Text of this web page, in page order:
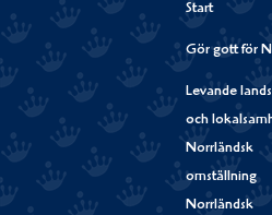
Start
Gör gott för
Levande
och
Norrländsk
omställning
Norrländsk